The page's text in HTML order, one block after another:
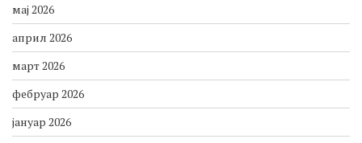
мај 2026
април 2026
март 2026
фебруар 2026
јануар 2026